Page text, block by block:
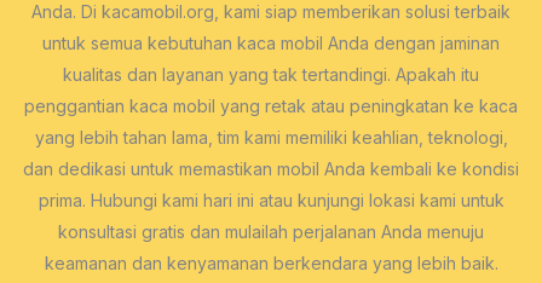
Anda. Di kacamobil.org, kami siap memberikan solusi terbaik
untuk semua kebutuhan kaca mobil Anda dengan jaminan
kualitas dan layanan yang tak tertandingi. Apakah itu
penggantian kaca mobil yang retak atau peningkatan ke kaca
yang lebih tahan lama, tim kami memiliki keahlian, teknologi,
dan dedikasi untuk memastikan mobil Anda kembali ke kondisi
prima. Hubungi kami hari ini atau kunjungi lokasi kami untuk
konsultasi gratis dan mulailah perjalanan Anda menuju
keamanan dan kenyamanan berkendara yang lebih baik.